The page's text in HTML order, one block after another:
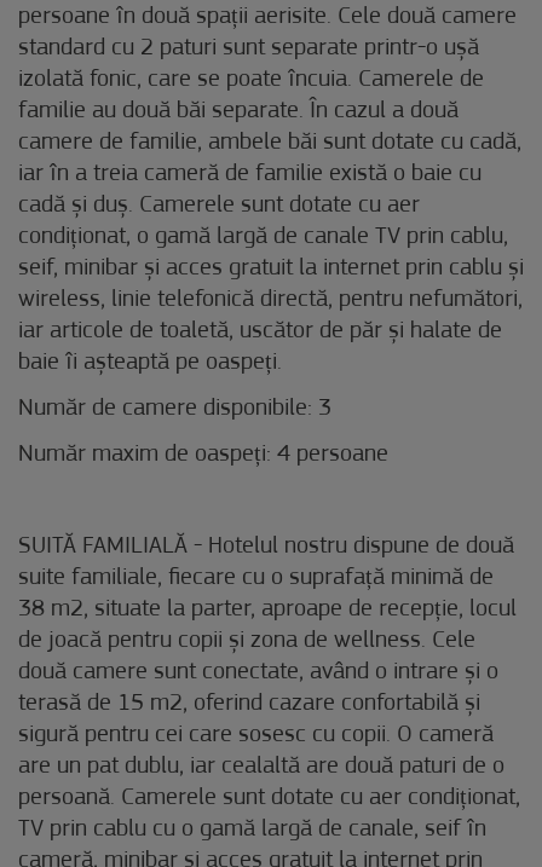
persoane în două spații aerisite. Cele două camere
standard cu 2 paturi sunt separate printr-o ușă
izolată fonic, care se poate încuia. Camerele de
familie au două băi separate. În cazul a două
camere de familie, ambele băi sunt dotate cu cadă,
iar în a treia cameră de familie există o baie cu
cadă și duș. Camerele sunt dotate cu aer
condiționat, o gamă largă de canale TV prin cablu,
seif, minibar și acces gratuit la internet prin cablu și
wireless, linie telefonică directă, pentru nefumători,
iar articole de toaletă, uscător de păr și halate de
baie îi așteaptă pe oaspeți.
Număr de camere disponibile: 3
Număr maxim de oaspeți: 4 persoane
SUITĂ FAMILIALĂ - Hotelul nostru dispune de două
suite familiale, fiecare cu o suprafață minimă de
38 m2, situate la parter, aproape de recepție, locul
de joacă pentru copii și zona de wellness. Cele
două camere sunt conectate, având o intrare și o
terasă de 15 m2, oferind cazare confortabilă și
sigură pentru cei care sosesc cu copii. O cameră
are un pat dublu, iar cealaltă are două paturi de o
persoană. Camerele sunt dotate cu aer condiționat,
TV prin cablu cu o gamă largă de canale, seif în
cameră, minibar și acces gratuit la internet prin